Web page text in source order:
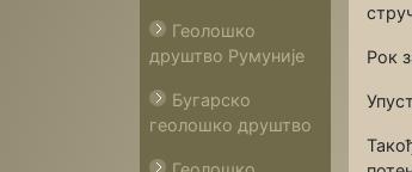
Геолошко
друштво Румуније
Бугарско
геолошко друштво
Рок